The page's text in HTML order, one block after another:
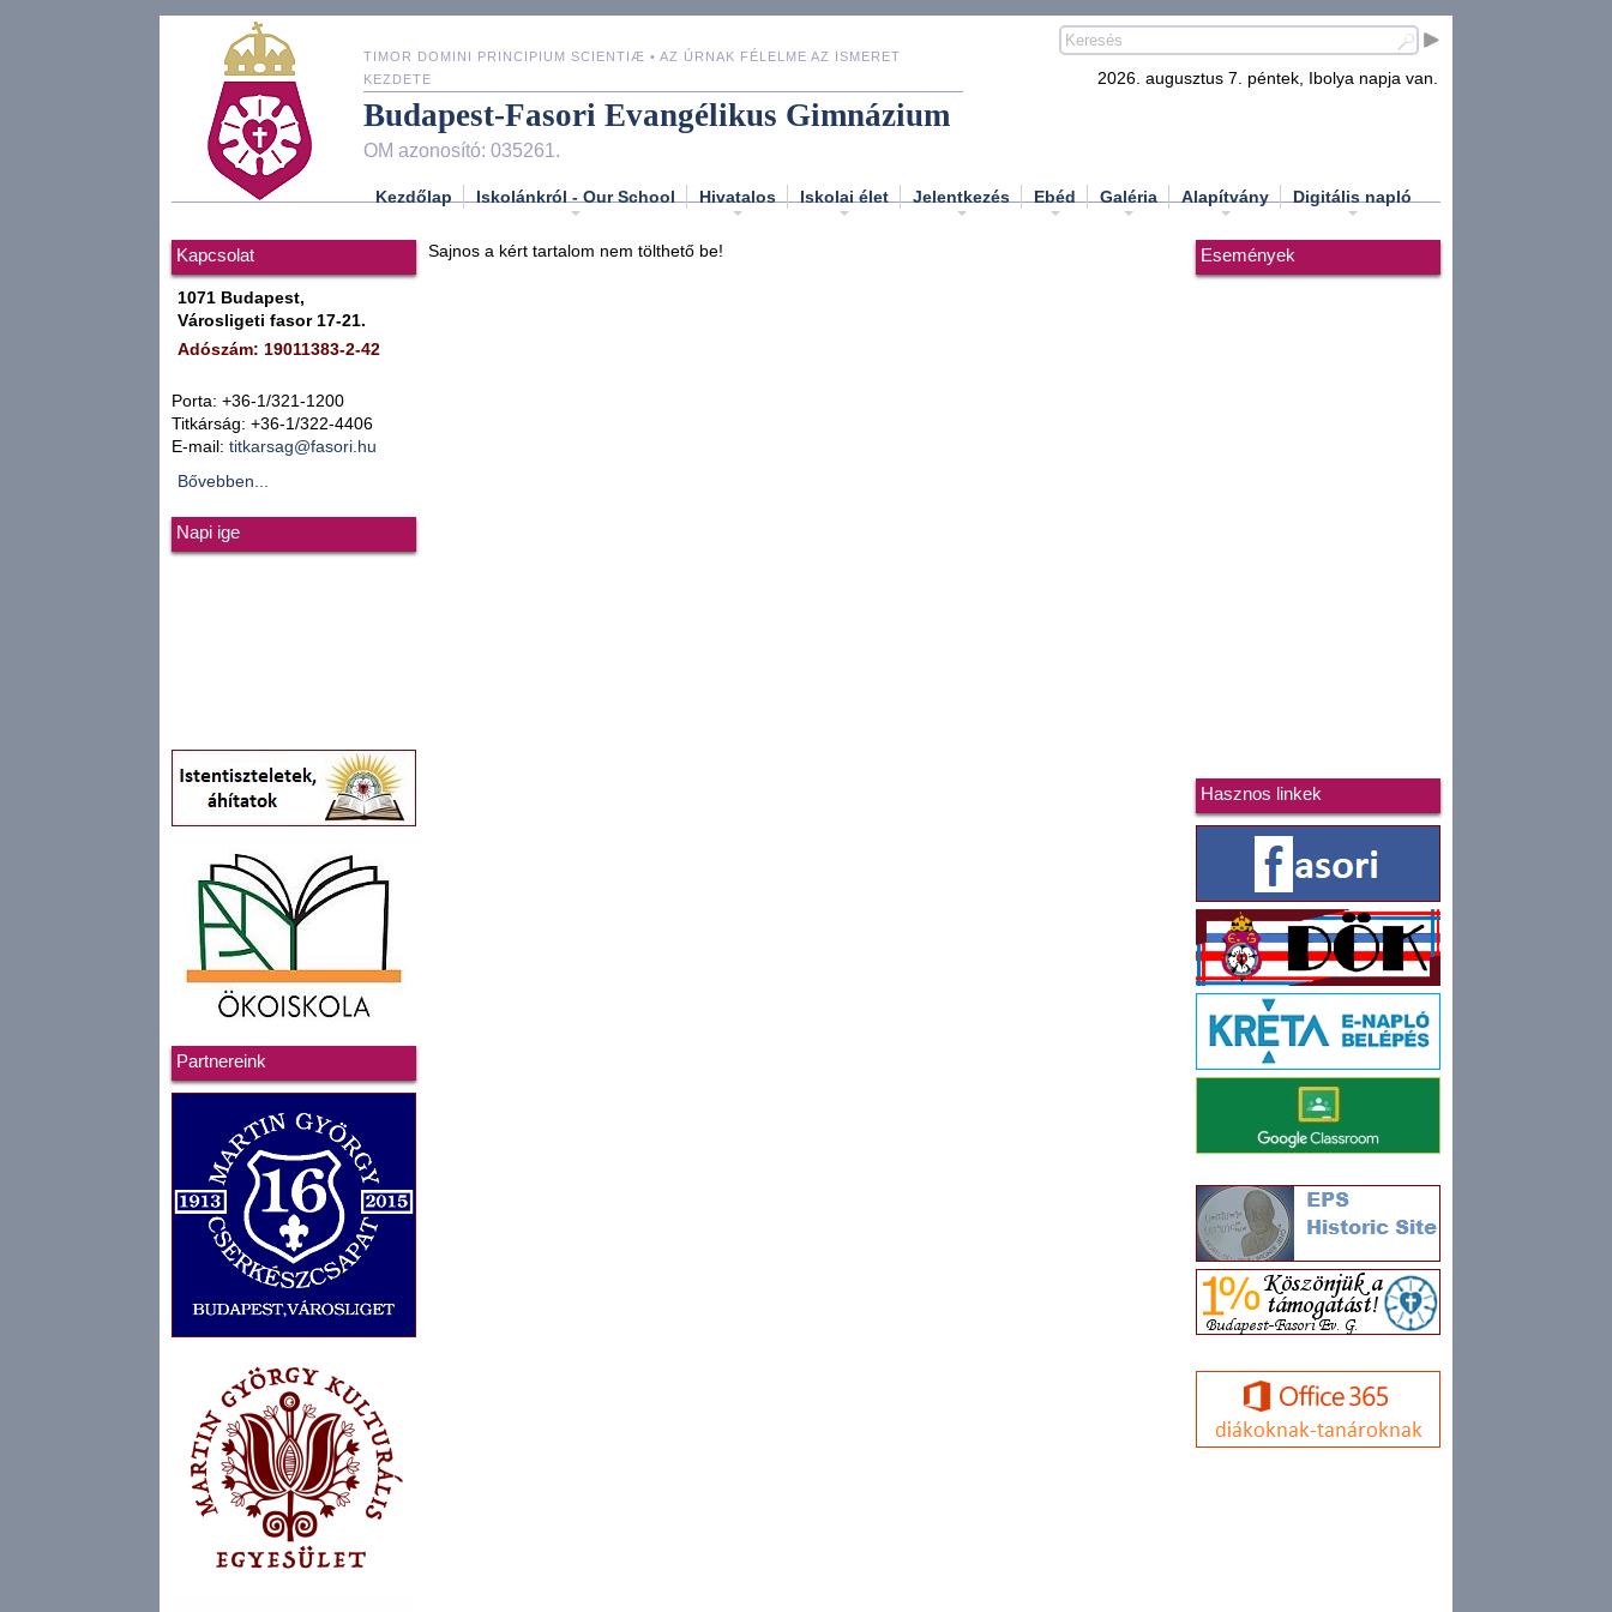
TIMOR DOMINI PRINCIPIUM SCIENTIÆ • AZ ÚRNAK FÉLELME AZ ISMERET
KEZDETE
Budapest-Fasori Evangélikus Gimnázium
OM azonosító: 035261.
2026. augusztus 7. péntek, Ibolya napja van.
Kezdőlap Iskolánkról - Our School Hivatalos Iskolai élet Jelentkezés Ebéd Galéria Alapítvány Digitális napló
Kapcsolat
1071 Budapest,
Városligeti fasor 17-21.
Adószám: 19011383-2-42
Porta: +36-1/321-1200
Titkárság: +36-1/322-4406
E-mail: titkarsag@fasori.hu
Bővebben...
Napi ige
Partnereink
Sajnos a kért tartalom nem tölthető be! Események
Hasznos linkek